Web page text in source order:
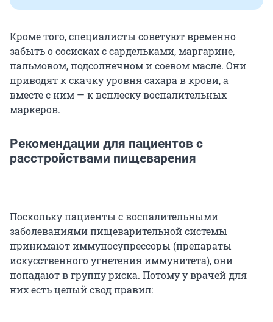
Кроме того, специалисты советуют временно
забыть о сосисках с сардельками, маргарине,
пальмовом, подсолнечном и соевом масле. Они
приводят к скачку уровня сахара в крови, а
вместе с ним — к всплеску воспалительных
маркеров.
Рекомендации для пациентов с
расстройствами пищеварения
Поскольку пациенты с воспалительными
заболеваниями пищеварительной системы
принимают иммуносупрессоры (препараты
искусственного угнетения иммунитета), они
попадают в группу риска. Потому у врачей для
них есть целый свод правил: